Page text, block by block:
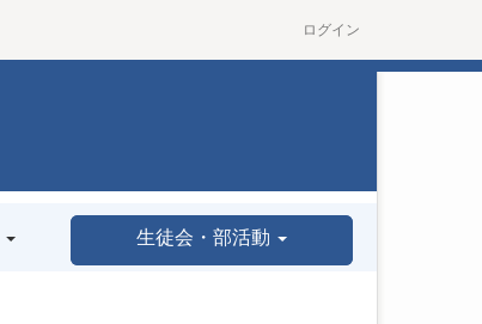
ログイン
生徒会・部活動